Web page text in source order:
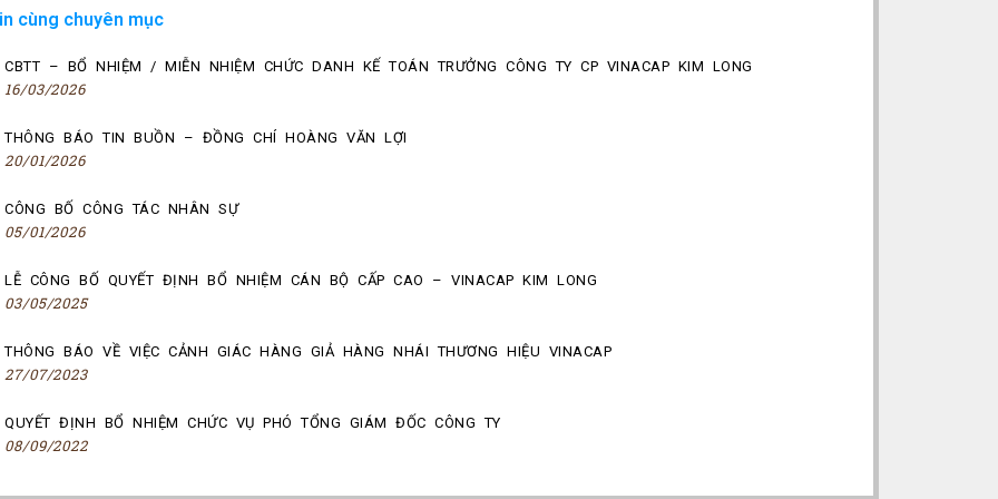
cùng chuyên mục
CBTT – BỔ NHIỆM / MIỄN NHIỆM CHỨC DANH KẾ TOÁN TRƯỞNG CÔNG TY CP VINACAP KIM LONG
16/03/2026
THÔNG BÁO TIN BUỒN – ĐỒNG CHÍ HOÀNG VĂN LỢI
20/01/2026
CÔNG BỐ CÔNG TÁC NHÂN SỰ
05/01/2026
LỄ CÔNG BỐ QUYẾT ĐỊNH BỔ NHIỆM CÁN BỘ CẤP CAO – VINACAP KIM LONG
03/05/2025
THÔNG BÁO VỀ VIỆC CẢNH GIÁC HÀNG GIẢ HÀNG NHÁI THƯƠNG HIỆU VINACAP
27/07/2023
QUYẾT ĐỊNH BỔ NHIỆM CHỨC VỤ PHÓ TỔNG GIÁM ĐỐC CÔNG TY
08/09/2022